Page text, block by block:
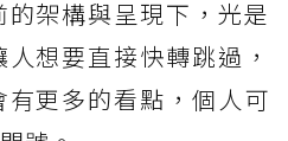
的架構與呈現下，光是
想要直接快轉跳過，
更多的看點，個人可